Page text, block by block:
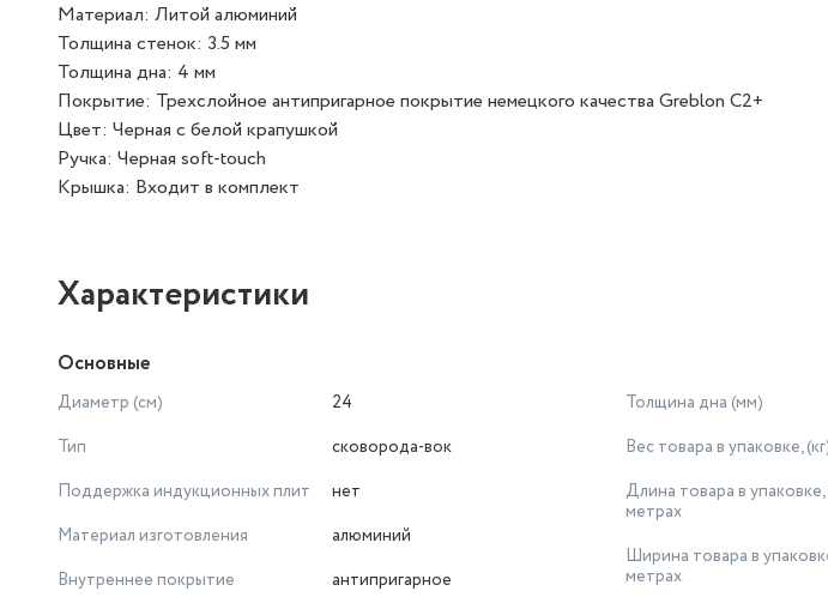
Материал: Литой алюминий
Толщина стенок: 3.5 мм
Толщина дна: 4 мм
Покрытие: Трехслойное антипригарное покрытие немецкого качества Greblon C2+
Цвет: Черная с белой крапушкой
Ручка: Черная soft-touch
Крышка: Входит в комплект
Характеристики
Основные
Диаметр (см)
24
Тип
сковорода-вок
Поддержка индукционных плит
нет
Материал изготовления
алюминий
Внутреннее покрытие
антипригарное
Толщина дна (мм)
Вес товара в упаковке,
Длина товара в упаковке,
метрах
Ширина товара в
метрах